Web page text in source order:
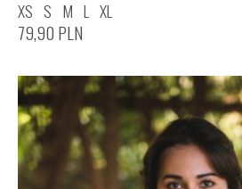
XS S M L XL
79,90 PLN